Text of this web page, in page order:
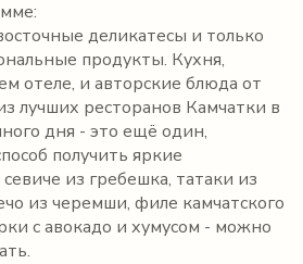
деликатесы и только
продукты. Кухня,
отеле, и авторские блюда от
лучших ресторанов Камчатки в
дня - это ещё один,
получить яркие
из гребешка, татаки из
из черемши, филе камчатского
с авокадо и хумусом - можно